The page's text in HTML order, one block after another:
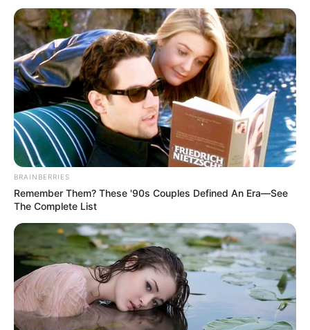
$600.000
FACATATIVÁ,
CUNDINAMARCA
Facatativá estrena
alcantarillado:
infraestructura moderna
protege viviendas y calles
FACATATIVÁ,
CUNDINAMARCA
Vereda en Cundinamarca
estrena vías: sector
Cancha de Tejo está a 15
días de ser entregado
CUNDINAMARCA
BRAINBERRIES
Remember Them? These '90s Couples Defined An Era—See
The Complete List